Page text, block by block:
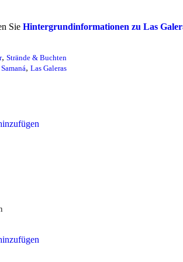
Sie Hintergrundinformationen zu Las
, Strände & Buchten
, Las Galeras